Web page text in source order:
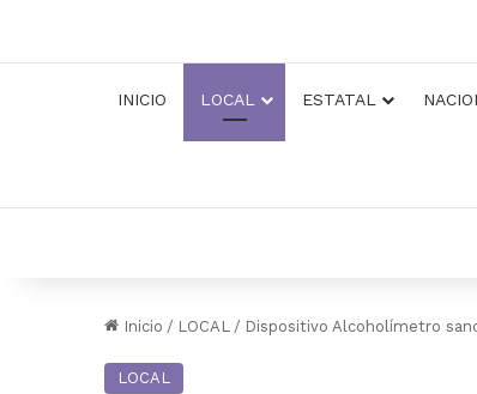
INICIO LOCAL ESTATAL
Inicio / LOCAL / Dispositivo Alcoholímetro
LOCAL